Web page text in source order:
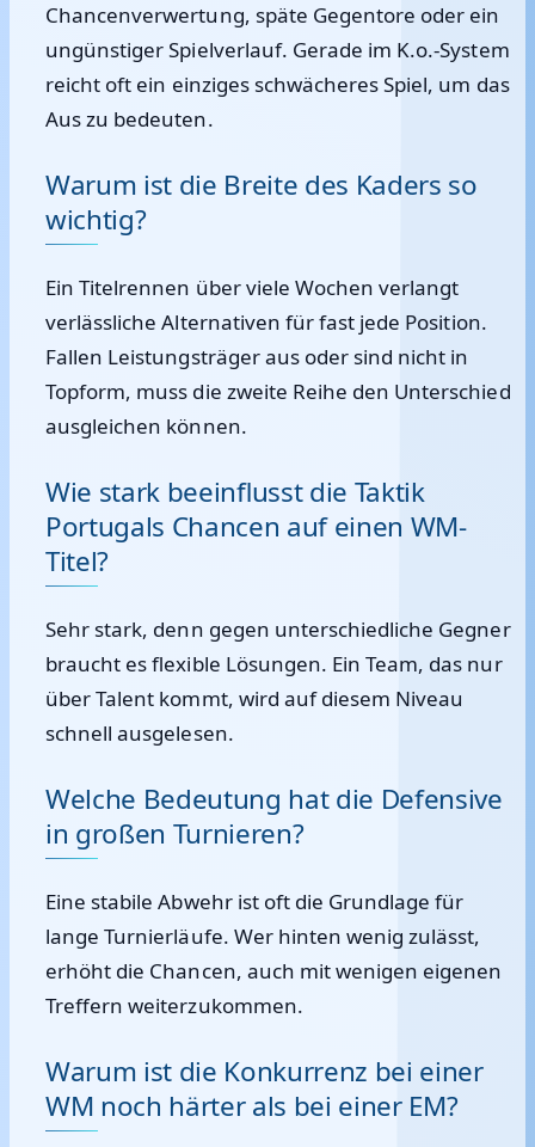
Chancenverwertung, späte Gegentore oder ein
ungünstiger Spielverlauf. Gerade im K.o.-System
reicht oft ein einziges schwächeres Spiel, um das
Aus zu bedeuten.
Warum ist die Breite des Kaders so
wichtig?
Ein Titelrennen über viele Wochen verlangt
verlässliche Alternativen für fast jede Position.
Fallen Leistungsträger aus oder sind nicht in
Topform, muss die zweite Reihe den Unterschied
ausgleichen können.
Wie stark beeinflusst die Taktik
Portugals Chancen auf einen WM-
Titel?
Sehr stark, denn gegen unterschiedliche Gegner
braucht es flexible Lösungen. Ein Team, das nur
über Talent kommt, wird auf diesem Niveau
schnell ausgelesen.
Welche Bedeutung hat die Defensive
in großen Turnieren?
Eine stabile Abwehr ist oft die Grundlage für
lange Turnierläufe. Wer hinten wenig zulässt,
erhöht die Chancen, auch mit wenigen eigenen
Treffern weiterzukommen.
Warum ist die Konkurrenz bei einer
WM noch härter als bei einer EM?